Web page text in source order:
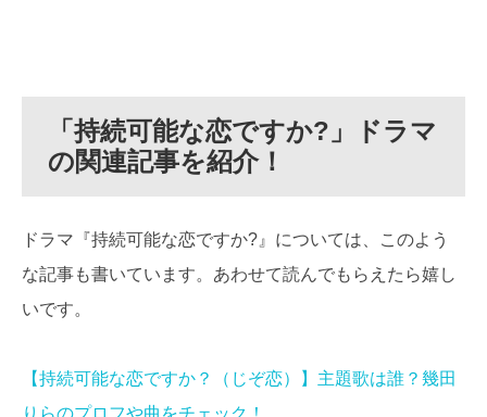
「 持続可能な恋ですか? 」ドラマ
の関連記事を紹介！
ドラマ『持続可能な恋ですか?』については、このよう
な記事も書いています。あわせて読んでもらえたら嬉し
いです。
【持続可能な恋ですか？（じぞ恋）】主題歌は誰？幾田